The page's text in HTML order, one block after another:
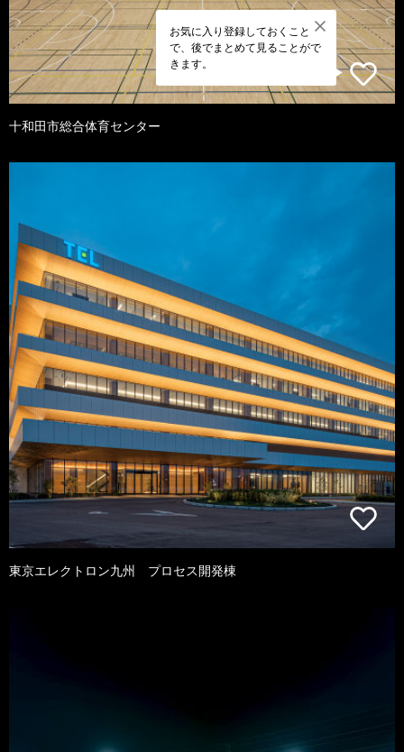
お気に入り登録しておくこと
で、後でまとめて見ることがで
きます。
十和田市総合体育センター
東京エレクトロン九州 プロセス開発棟